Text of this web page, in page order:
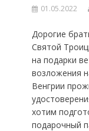
01.05.2022
Дорогие
Святой
на подарки
возложения
Венгрии
хотим
подарочный